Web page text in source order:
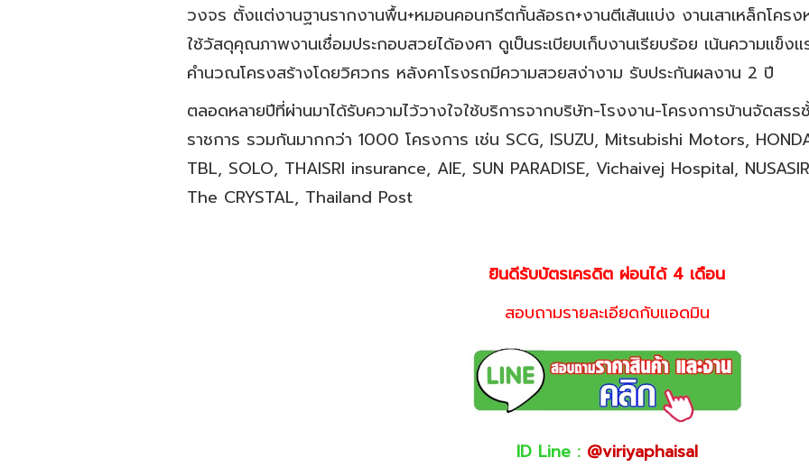
วงจร ตั้งแต่งานฐานรากงานพื้น+หมอนคอนกรีตกั้นล้อรถ+งานตีเส้นแบ่ง งานเสาเหล็กโคร
ใช้วัสดุคุณภาพงานเชื่อมประกอบสวยได้องศา ดูเป็นระเบียบเก็บงานเรียบร้อย เน้นความแข็
คำนวณโครงสร้างโดยวิศวกร หลังคาโรงรถมีความสวยสง่างาม รับประกันผลงาน 2 ปี
ตลอดหลายปีที่ผ่านมาได้รับความไว้วางใจใช้บริการจากบริษัท-โรงงาน-โครงการบ้านจัดสร
ราชการ รวมกันมากกว่า 1000 โครงการ เช่น SCG, ISUZU, Mitsubishi Motors,
TBL, SOLO, THAISRI insurance, AIE, SUN PARADISE, Vichaivej Hospital,
The CRYSTAL, Thailand Post
ยินดีรับบัตรเครดิต ผ่อนได้ 4 เดือน
สอบถามรายละเอียดกับแอดมิน
ID Line : @viriyaphaisal